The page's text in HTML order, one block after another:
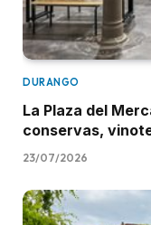
DURANGO
La Plaza del
conservas,
23/07/2026